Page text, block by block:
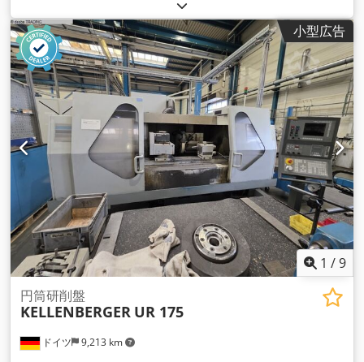
小型広告
1 /9
ドイツ 9,213 km
円筒研削盤
KELLENBERGER UR 175